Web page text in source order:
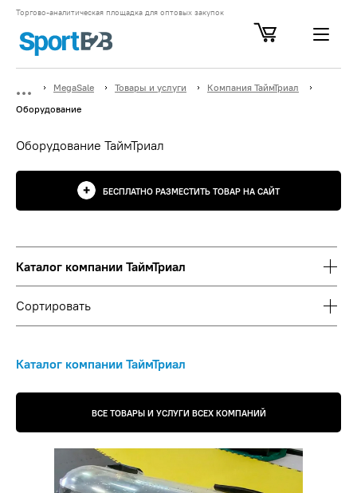
Торгово-аналитическая площадка для оптовых закупок
MegaSale Товары и услуги
Компания ТаймТриал
Оборудование
Оборудование ТаймТриал
Каталог компании ТаймТриал
ВСЕ ТОВАРЫ И УСЛУГИ ВСЕХ КОМПАНИЙ
БЕСПЛАТНО РАЗМЕСТИТЬ ТОВАР НА САЙТ
Каталог компании ТаймТриал
Сортировать